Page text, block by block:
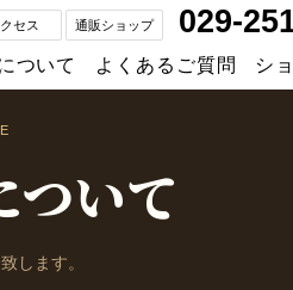
セス 通販ショップ 029-
ついて よくあるご質問 シ
ついて
します。